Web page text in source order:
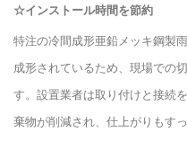
☆インストール時間を節約
特注の冷間成形亜鉛メッキ鋼製
成形されているため、現場での
す。設置業者は取り付けと接続
棄物が削減され、仕上がりもすっ